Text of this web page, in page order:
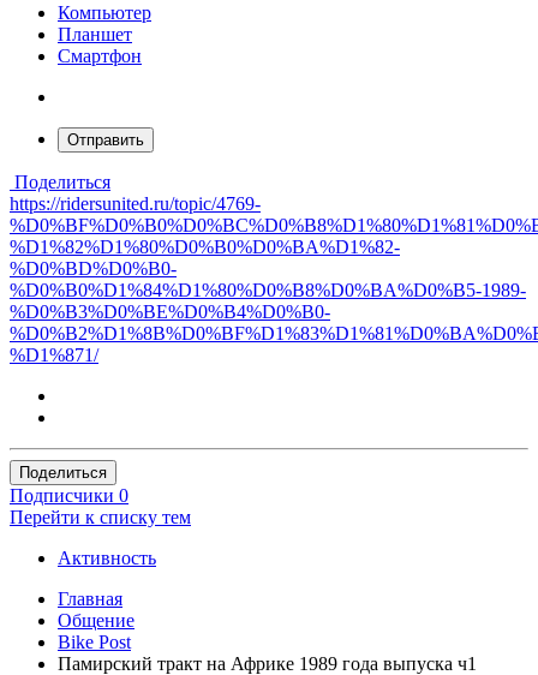
Компьютер
Планшет
Смартфон
Отправить
Поделиться
https://ridersunited.ru/topic/4769-
%D1%82%D1%80%D0%B0%D0%BA%D1%82-
%D0%BD%D0%B0-
%D0%B0%D1%84%D1%80%D0%B8%D0%BA%D0%B5-1989-
%D0%B3%D0%BE%D0%B4%D0%B0-
%D1%871/
Поделиться
Подписчики 0
Перейти к списку тем
Активность
Главная
Общение
Bike Post
Памирский тракт на Африке 1989 года выпуска ч1